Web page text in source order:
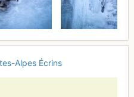
Alpes Écrins